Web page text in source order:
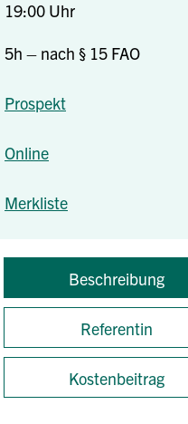
19:00 Uhr
5h – nach § 15 FAO
Prospekt
Online
Merkliste
Beschreibung
Referentin
Kostenbeitrag